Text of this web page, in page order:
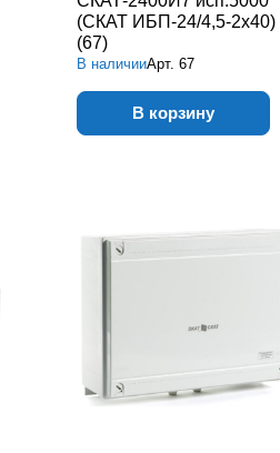
(СКАТ ИБП-24/4,5-2x40)
(67)
В наличииАрт. 67
В корзину